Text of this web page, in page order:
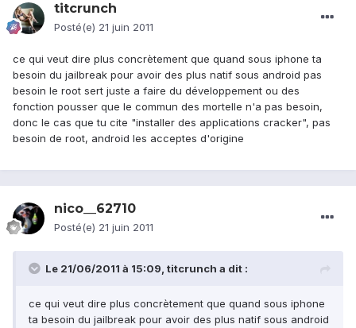
titcrunch
Posté(e) 21 juin 2011
ce qui veut dire plus concrètement que quand sous iphone ta
besoin du jailbreak pour avoir des plus natif sous android pas
besoin le root sert juste a faire du développement ou des
fonction pousser que le commun des mortelle n'a pas besoin,
donc le cas que tu cite "installer des applications cracker", pas
besoin de root, android les acceptes d'origine
nico__62710
Posté(e) 21 juin 2011
Le 21/06/2011 à 15:09, titcrunch a dit :
ce qui veut dire plus concrètement que quand sous iphone
ta besoin du jailbreak pour avoir des plus natif sous android